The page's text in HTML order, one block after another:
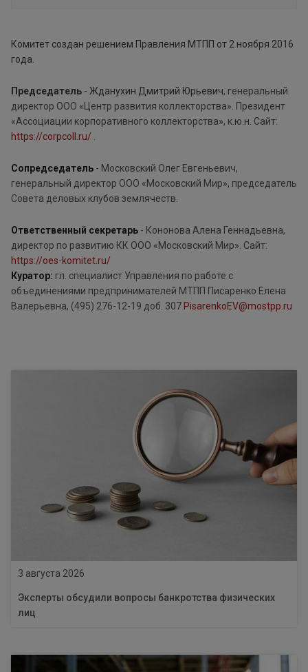
Комитет создан решением Правления МТПП от 2 ноября 2016
года.
Председатель - Жданухин Дмитрий Юрьевич, генеральный
директор ООО «Центр развития коллекторства». Президент
«Ассоциации корпоративного коллекторства», к.ю.н. Сайт:
https://corpcoll.ru/ .
Сопредседатель - Московский Олег Евгеньевич,
генеральный директор ООО «Московский Мир», председатель
Совета деловых клубов землячеств.
Ответственный секретарь - Кононова Алена Геннадьевна,
директор по развитию КК ООО «Московский Мир». Сайт:
https://oes-komitet.ru/
Куратор: гл. специалист Управления по работе с
объединениями предпринимателей МТПП Писаренко Елена
Валерьевна, (495) 276-12-19 доб. 307 PisarenkoEV@mostpp.ru
3 августа 2026
Эксперты обсудили вопросы банкротства физических
лиц